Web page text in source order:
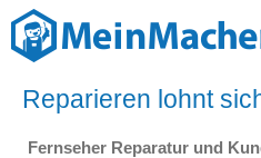
Reparieren lohnt
Fernseher Reparatur und